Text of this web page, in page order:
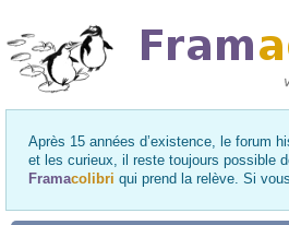
Après 15 années d’existence, le forum
et les curieux, il reste toujours possible
Framacolibri qui prend la relève. Si